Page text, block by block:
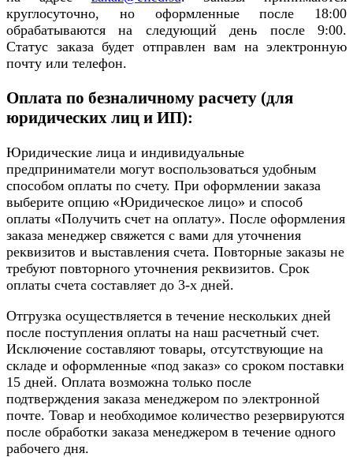
круглосуточно, но оформленные после 18:00
обрабатываются на следующий день после 9:00.
Статус заказа будет отправлен вам на электронную
почту или телефон.
Оплата по безналичному расчету (для
юридических лиц и ИП):
Юридические лица и индивидуальные
предприниматели могут воспользоваться удобным
способом оплаты по счету. При оформлении заказа
выберите опцию «Юридическое лицо» и способ
оплаты «Получить счет на оплату». После оформления
заказа менеджер свяжется с вами для уточнения
реквизитов и выставления счета. Повторные заказы не
требуют повторного уточнения реквизитов. Срок
оплаты счета составляет до 3-х дней.
Отгрузка осуществляется в течение нескольких дней
после поступления оплаты на наш расчетный счет.
Исключение составляют товары, отсутствующие на
складе и оформленные «под заказ» со сроком поставки
15 дней. Оплата возможна только после
подтверждения заказа менеджером по электронной
почте. Товар и необходимое количество резервируются
после обработки заказа менеджером в течение одного
рабочего дня.